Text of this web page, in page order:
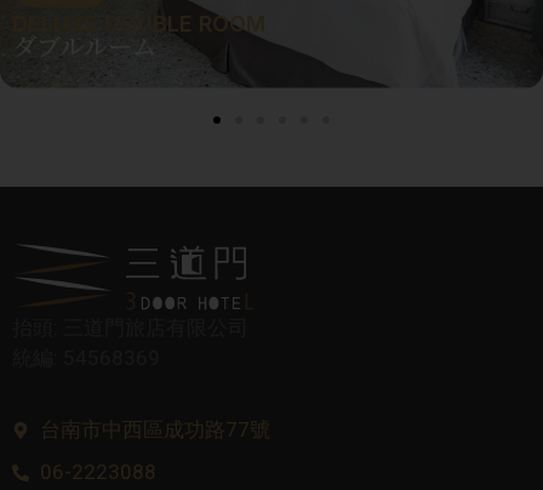
DELUXE DOUBLE ROOM
ダブルルーム
台南市中西區成功路77號
06-2223088